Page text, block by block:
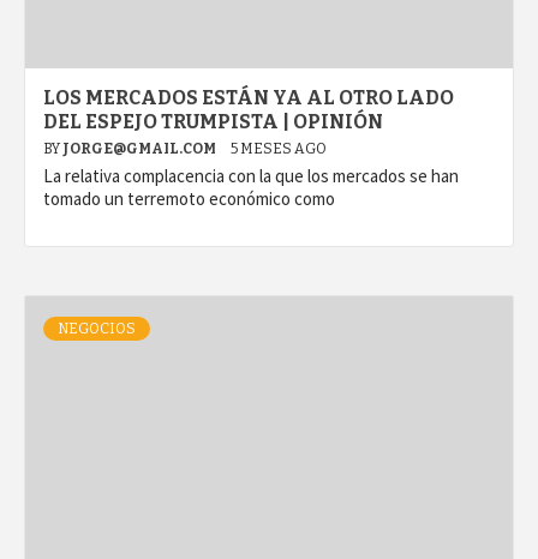
LOS MERCADOS ESTÁN YA AL OTRO LADO
DEL ESPEJO TRUMPISTA | OPINIÓN
BY JORGE@GMAIL.COM 5 MESES AGO
La relativa complacencia con la que los mercados se han
tomado un terremoto económico como
NEGOCIOS